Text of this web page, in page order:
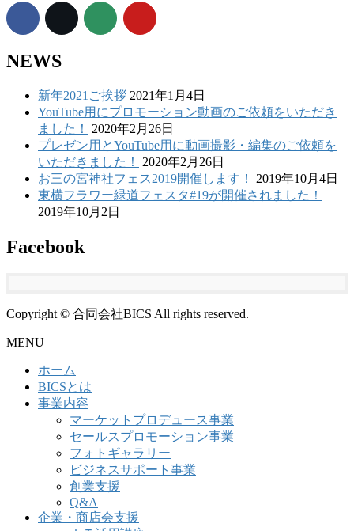
NEWS
新年2021ご挨拶 2021年1月4日
YouTube用にプロモーション動画のご依頼をいただき
ました！
2020年2月26日
プレゼン用とYouTube用に動画撮影・編集のご依頼を
いただきました！
2020年2月26日
お三の宮神社フェス2019開催します！
2019年10月4日
東横フラワー緑道フェスタ#19が開催されました！
2019年10月2日
Facebook
Copyright © 合同会社BICS All rights reserved.
MENU
ホーム
BICSとは
事業内容
マーケットプロデュース事業
セールスプロモーション事業
フォトギャラリー
ビジネスサポート事業
創業支援
Q&A
企業・商店会支援